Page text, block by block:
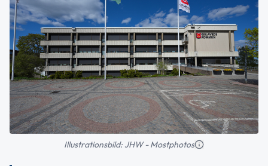
Illustrationsbild: JHW - Mostphotos